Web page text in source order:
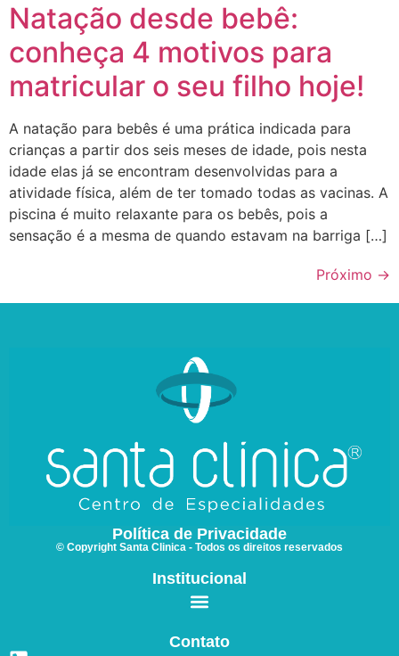
Natação desde bebê:
conheça 4 motivos para
matricular o seu filho hoje!
A natação para bebês é uma prática indicada para
crianças a partir dos seis meses de idade, pois nesta
idade elas já se encontram desenvolvidas para a
atividade física, além de ter tomado todas as vacinas. A
piscina é muito relaxante para os bebês, pois a
sensação é a mesma de quando estavam na barriga […]
Próximo →
Política de Privacidade
© Copyright Santa Clinica - Todos os direitos reservados
Institucional
Contato